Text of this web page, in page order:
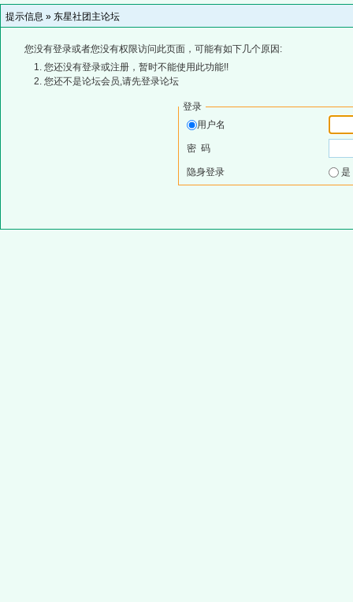
提示信息 » 东星社团主论坛
您没有登录或者您没有权限访问此页面，可能有如下几个原因:
您还没有登录或注册，暂时不能使用此功能!!
您还不是论坛会员,请先登录论坛
登录
用户名
密 码
隐身登录